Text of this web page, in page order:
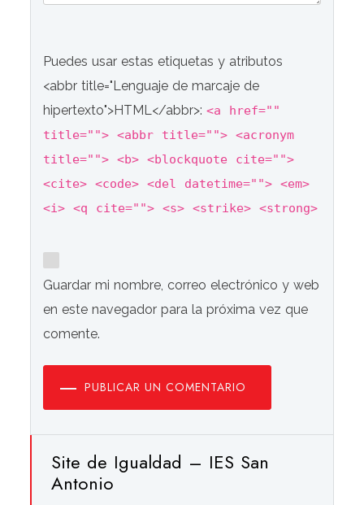
Puedes usar estas etiquetas y atributos
<abbr title="Lenguaje de marcaje de
hipertexto">HTML</abbr>:<a href=""
title=""> <abbr title=""> <acronym
title=""> <b> <blockquote cite="">
<cite> <code> <del datetime=""> <em>
<i> <q cite=""> <s> <strike> <strong>
Guardar mi nombre, correo electrónico y web
en este navegador para la próxima vez que
comente.
PUBLICAR UN COMENTARIO
Site de Igualdad – IES San
Antonio